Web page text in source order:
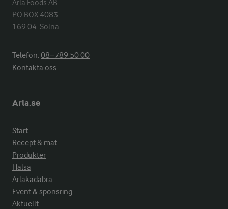
Arla Foods AB
PO BOX 4083
169 04  Solna
Telefon:08−789 50 00
Kontakta oss
Arla.se
Start
Recept & mat
Produkter
Hälsa
Arlakadabra
Event & sponsring
Aktuellt